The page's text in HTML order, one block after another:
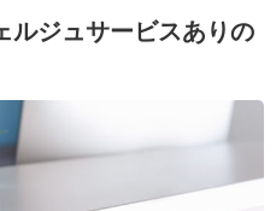
ルジュサービスありの